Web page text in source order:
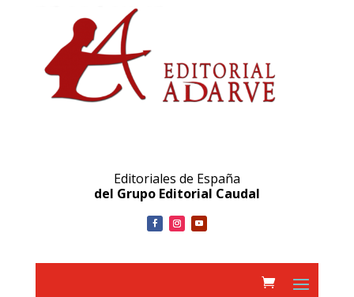
Editoriales de España
del Grupo Editorial Caudal